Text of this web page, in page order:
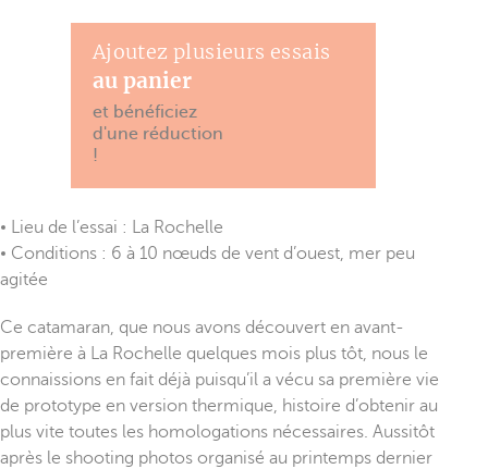
Ajoutez plusieurs essais
au panier
et bénéficiez
d'une réduction
!
Lieu de l’essai : La Rochelle
Conditions : 6 à 10 nœuds de vent d’ouest, mer peu
agitée
Ce catamaran, que nous avons découvert en avant-
première à La Rochelle quelques mois plus tôt, nous le
connaissions en fait déjà puisqu’il a vécu sa première vie
de prototype en version thermique, histoire d’obtenir au
plus vite toutes les homologations nécessaires. Aussitôt
après le shooting photos organisé au printemps dernier